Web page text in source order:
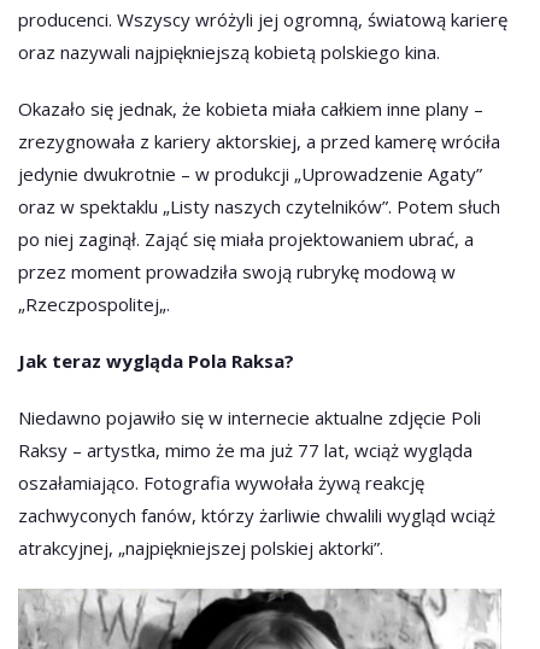
producenci. Wszyscy wróżyli jej ogromną, światową karierę
oraz nazywali najpiękniejszą kobietą polskiego kina.
Okazało się jednak, że kobieta miała całkiem inne plany –
zrezygnowała z kariery aktorskiej, a przed kamerę wróciła
jedynie dwukrotnie – w produkcji „Uprowadzenie Agaty”
oraz w spektaklu „Listy naszych czytelników”. Potem słuch
po niej zaginął. Zająć się miała projektowaniem ubrać, a
przez moment prowadziła swoją rubrykę modową w
„Rzeczpospolitej„.
Jak teraz wygląda Pola Raksa?
Niedawno pojawiło się w internecie aktualne zdjęcie Poli
Raksy – artystka, mimo że ma już 77 lat, wciąż wygląda
oszałamiająco. Fotografia wywołała żywą reakcję
zachwyconych fanów, którzy żarliwie chwalili wygląd wciąż
atrakcyjnej, „najpiękniejszej polskiej aktorki”.